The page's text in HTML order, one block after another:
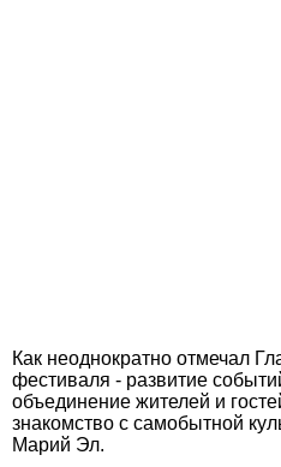
Как неоднократно отмечал
фестиваля - развитие
объединение жителей и
знакомство с самобытной
Марий Эл.